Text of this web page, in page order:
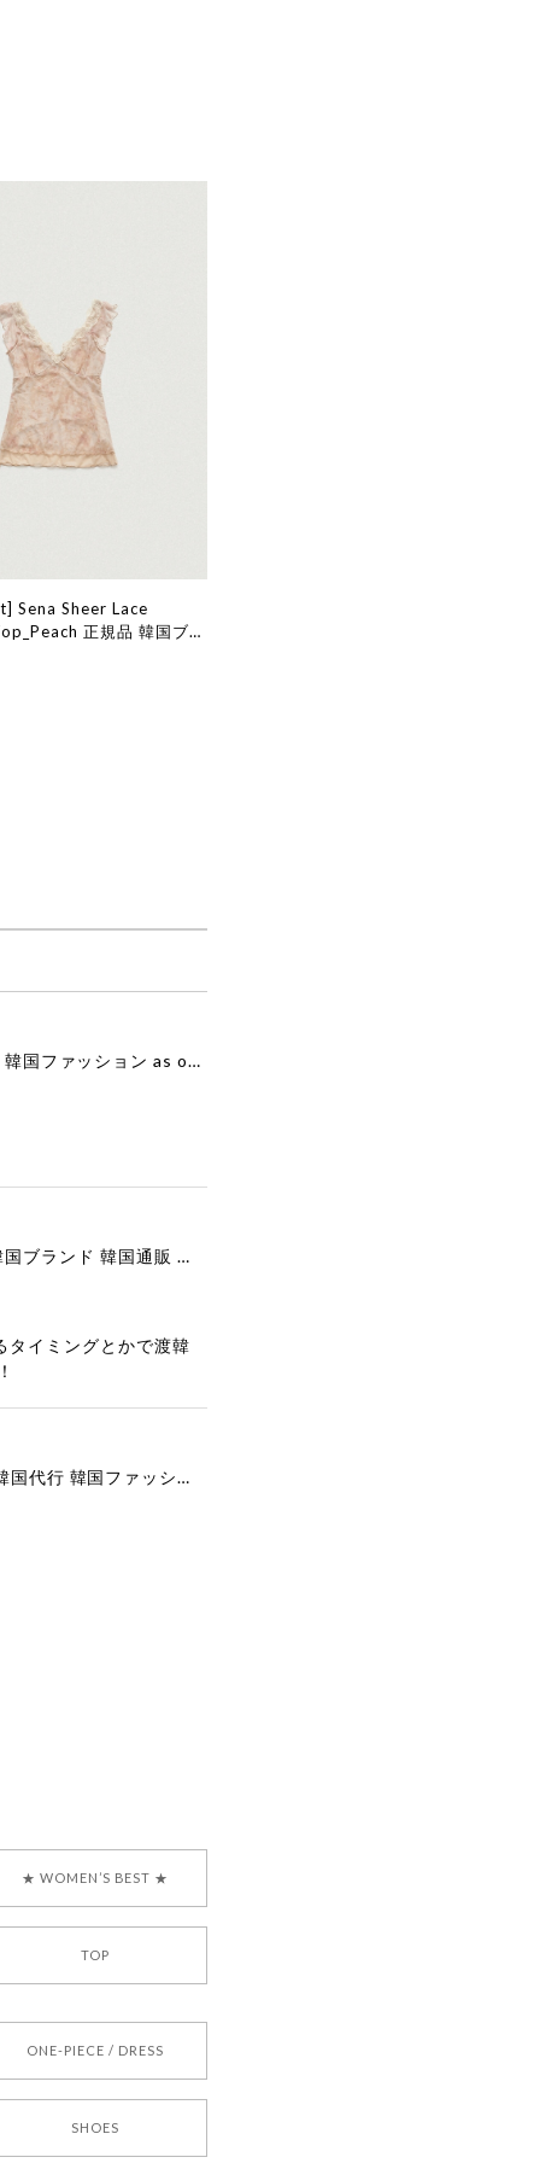
Sena Sheer Lace
正規品 韓国ブラ
ト ザバーネット 日本 店
[as”on] BONITA MINI BAG / BLACK 正規品 韓国ブランド 韓国通販 韓国代行 韓国ファッション as on ason エズオン アズオン
[COOR][WOMEN] Faux Suede Three-Button Blazer (Dark Brown) 正規品 韓国ブランド 韓国通販 韓国代行 韓国ファッション クール クーア クアー 日本 店舗
タイミングとかで渡韓
[COYSEIO] COY BUMBLE SNEAKERS GREY 正規品 韓国ブランド 韓国通販 韓国代行 韓国ファッション コイセイオ 日本 店舗
[TENSE DANCE] Wool stripe backpack_black 正規品 韓国ブランド 韓国通販 韓国代行 韓国ファッション 日本 テンスダンス
★ WOMEN’S BEST ★
TOP
ONE-PIECE / DRESS
SHOES